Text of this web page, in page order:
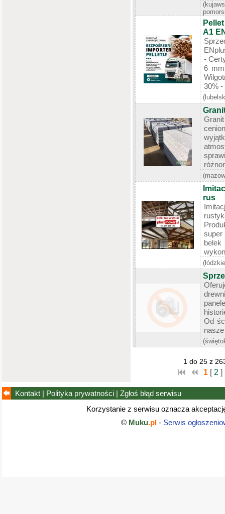
A1
-
6
30% -
rus
super
Od
1 do 25 z
1[ 2 ]
Kontakt | Polityka prywatności | Zgłoś błąd serwisu
Korzystanie z serwisu oznacza
© Muku.pl- Serwis